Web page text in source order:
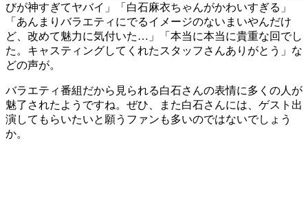
びが神すぎてヤバイ」「白石麻衣ちゃんがかわいすぎる」
「あんまりバラエティにでるイメージのないまいやんだけ
ど、改めて魅力に気付いた…」「本当に本当に貴重な回でし
た。キャスティングしてくれたスタッフさんありがとう」な
どの声が。
バラエティ番組だから見られる白石さんの表情に多くの人が
魅了されたようですね。ぜひ、また白石さんには、ゲスト出
演してもらいたいと願うファンも多いのではないでしょう
か。